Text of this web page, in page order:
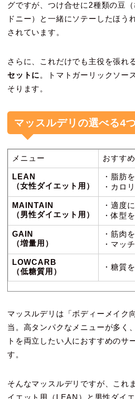
グですが、つけ合せに2種類の豆
ドニー）と一緒にソテーしたほう
されています。
さらに、これだけでも主役を張れ
セットに 。トマトガーリックソー
そります。
マッスルデリの選べる4
メニュー おすす
LEAN
（女性ダイエット用）
・脂肪
・カロ
MAINTAIN
（男性ダイエット用）
・適度
・体型
GAIN
（増量用）
・筋肉
・マッ
LOWCARB
（低糖質用）
・糖質
マッスルデリは「ボディーメイク
当。高タンパクなメニューが多く
トを両立したい人におすすめのサ
す。
そんなマッスルデリですが、これ
イエット用（LEAN）と男性ダイ